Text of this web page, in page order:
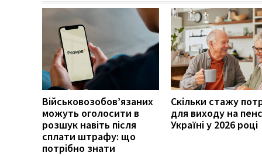
Військовозобов’язаних
можуть оголосити в
розшук навіть після
сплати штрафу: що
потрібно знати
Скільки стажу
для виходу на
Україні у 2026 році